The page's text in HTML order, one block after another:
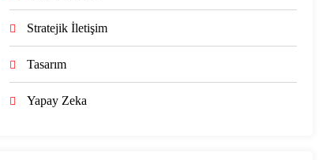
Stratejik İletişim
Tasarım
Yapay Zeka